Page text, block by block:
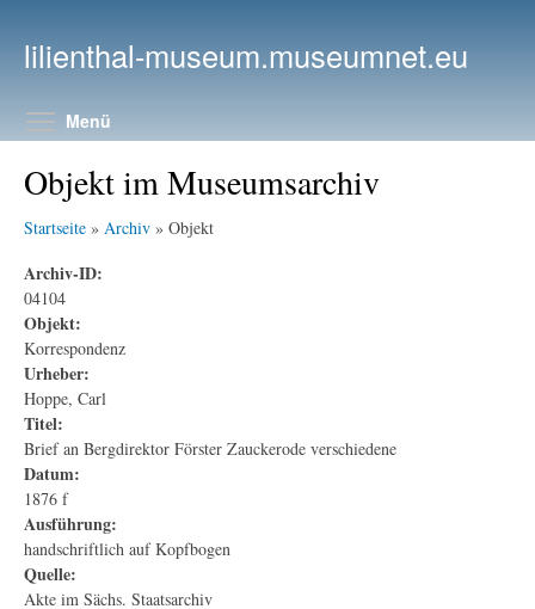
lilienthal-museum.museumnet.eu
Menü
Objekt im Museumsarchiv
Startseite » Archiv » Objekt
Archiv-ID:
04104
Objekt:
Korrespondenz
Urheber:
Hoppe, Carl
Titel:
Brief an Bergdirektor Förster Zauckerode verschiedene
Datum:
1876 f
Ausführung:
handschriftlich auf Kopfbogen
Quelle:
Akte im Sächs. Staatsarchiv